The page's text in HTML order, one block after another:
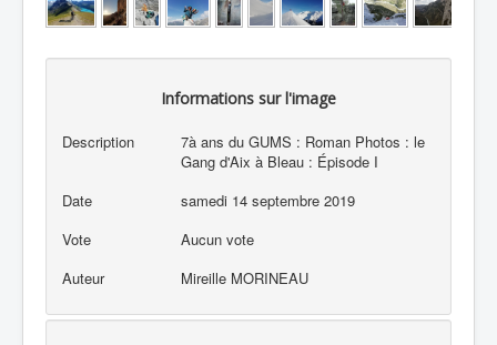
Informations sur l'image
Description
7à ans du GUMS : Roman Photos : le
Gang d'Aix à Bleau : Épisode I
Date
samedi 14 septembre 2019
Vote
Aucun vote
Auteur
Mireille MORINEAU